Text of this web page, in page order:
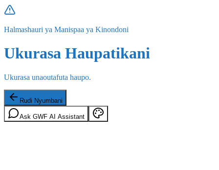
Halmashauri ya Manispaa ya Kinondoni
Ukurasa Haupatikani
Ukurasa unaoutafuta haupo.
Rudi Nyumbani
Ask GWF AI Assistant